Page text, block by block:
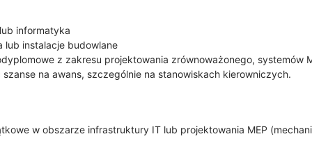
informatyka
lub instalacje budowlane
z zakresu projektowania zrównoważonego, systemów
na awans, szczególnie na stanowiskach kierowniczych.
w obszarze infrastruktury IT lub projektowania MEP